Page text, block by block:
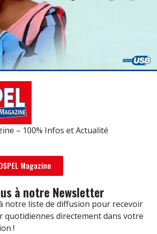
– 100% Infos et Actualité
Magazine
à notre Newsletter
notre liste de diffusion pour recevoir
quotidiennes directement dans votre
!